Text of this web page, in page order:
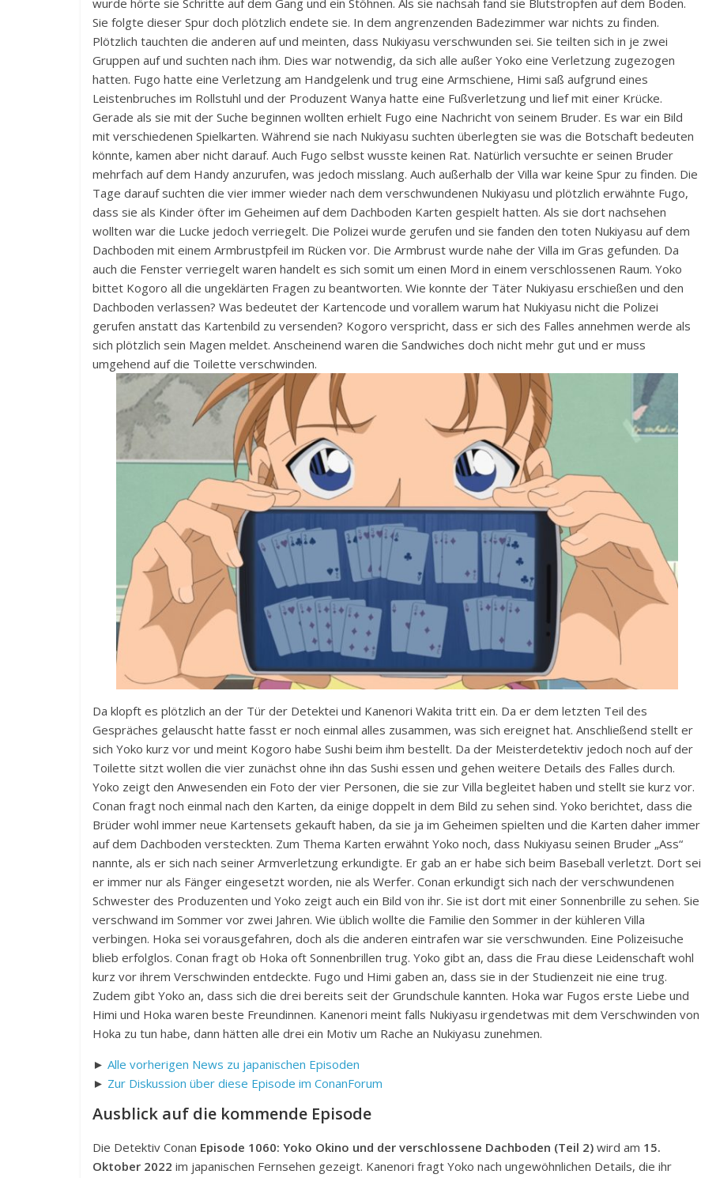
wurde hörte sie Schritte auf dem Gang und ein Stöhnen. Als sie nachsah fand sie Blutstropfen auf dem Boden.
Sie folgte dieser Spur doch plötzlich endete sie. In dem angrenzenden Badezimmer war nichts zu finden.
Plötzlich tauchten die anderen auf und meinten, dass Nukiyasu verschwunden sei. Sie teilten sich in je zwei
Gruppen auf und suchten nach ihm. Dies war notwendig, da sich alle außer Yoko eine Verletzung zugezogen
hatten. Fugo hatte eine Verletzung am Handgelenk und trug eine Armschiene, Himi saß aufgrund eines
Leistenbruches im Rollstuhl und der Produzent Wanya hatte eine Fußverletzung und lief mit einer Krücke.
Gerade als sie mit der Suche beginnen wollten erhielt Fugo eine Nachricht von seinem Bruder. Es war ein Bild
mit verschiedenen Spielkarten. Während sie nach Nukiyasu suchten überlegten sie was die Botschaft bedeuten
könnte, kamen aber nicht darauf. Auch Fugo selbst wusste keinen Rat. Natürlich versuchte er seinen Bruder
mehrfach auf dem Handy anzurufen, was jedoch misslang. Auch außerhalb der Villa war keine Spur zu finden. Die
Tage darauf suchten die vier immer wieder nach dem verschwundenen Nukiyasu und plötzlich erwähnte Fugo,
dass sie als Kinder öfter im Geheimen auf dem Dachboden Karten gespielt hatten. Als sie dort nachsehen
wollten war die Lucke jedoch verriegelt. Die Polizei wurde gerufen und sie fanden den toten Nukiyasu auf dem
Dachboden mit einem Armbrustpfeil im Rücken vor. Die Armbrust wurde nahe der Villa im Gras gefunden. Da
auch die Fenster verriegelt waren handelt es sich somit um einen Mord in einem verschlossenen Raum. Yoko
bittet Kogoro all die ungeklärten Fragen zu beantworten. Wie konnte der Täter Nukiyasu erschießen und den
Dachboden verlassen? Was bedeutet der Kartencode und vorallem warum hat Nukiyasu nicht die Polizei
gerufen anstatt das Kartenbild zu versenden? Kogoro verspricht, dass er sich des Falles annehmen werde als
sich plötzlich sein Magen meldet. Anscheinend waren die Sandwiches doch nicht mehr gut und er muss
umgehend auf die Toilette verschwinden.
Da klopft es plötzlich an der Tür der Detektei und Kanenori Wakita tritt ein. Da er dem letzten Teil des
Gespräches gelauscht hatte fasst er noch einmal alles zusammen, was sich ereignet hat. Anschließend stellt er
sich Yoko kurz vor und meint Kogoro habe Sushi beim ihm bestellt. Da der Meisterdetektiv jedoch noch auf der
Toilette sitzt wollen die vier zunächst ohne ihn das Sushi essen und gehen weitere Details des Falles durch.
Yoko zeigt den Anwesenden ein Foto der vier Personen, die sie zur Villa begleitet haben und stellt sie kurz vor.
Conan fragt noch einmal nach den Karten, da einige doppelt in dem Bild zu sehen sind. Yoko berichtet, dass die
Brüder wohl immer neue Kartensets gekauft haben, da sie ja im Geheimen spielten und die Karten daher immer
auf dem Dachboden versteckten. Zum Thema Karten erwähnt Yoko noch, dass Nukiyasu seinen Bruder „Ass“
nannte, als er sich nach seiner Armverletzung erkundigte. Er gab an er habe sich beim Baseball verletzt. Dort sei
er immer nur als Fänger eingesetzt worden, nie als Werfer. Conan erkundigt sich nach der verschwundenen
Schwester des Produzenten und Yoko zeigt auch ein Bild von ihr. Sie ist dort mit einer Sonnenbrille zu sehen. Sie
verschwand im Sommer vor zwei Jahren. Wie üblich wollte die Familie den Sommer in der kühleren Villa
verbingen. Hoka sei vorausgefahren, doch als die anderen eintrafen war sie verschwunden. Eine Polizeisuche
blieb erfolglos. Conan fragt ob Hoka oft Sonnenbrillen trug. Yoko gibt an, dass die Frau diese Leidenschaft wohl
kurz vor ihrem Verschwinden entdeckte. Fugo und Himi gaben an, dass sie in der Studienzeit nie eine trug.
Zudem gibt Yoko an, dass sich die drei bereits seit der Grundschule kannten. Hoka war Fugos erste Liebe und
Himi und Hoka waren beste Freundinnen. Kanenori meint falls Nukiyasu irgendetwas mit dem Verschwinden von
Hoka zu tun habe, dann hätten alle drei ein Motiv um Rache an Nukiyasu zunehmen.
► Alle vorherigen News zu japanischen Episoden
► Zur Diskussion über diese Episode im ConanForum
Ausblick auf die kommende Episode
Die Detektiv Conan Episode 1060: Yoko Okino und der verschlossene Dachboden (Teil 2) wird am 15.
Oktober 2022 im japanischen Fernsehen gezeigt. Kanenori fragt Yoko nach ungewöhnlichen Details, die ihr